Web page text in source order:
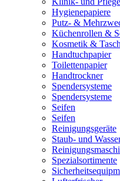
Hygienepapiere
Putz- &
Küchenrollen &
Kosmetik &
Handtuchpapier
Toilettenpapier
Handtrockner
Spendersysteme
Spendersysteme
Seifen
Seifen
Reinigungsgeräte
Staub- und
Spezialsortimente